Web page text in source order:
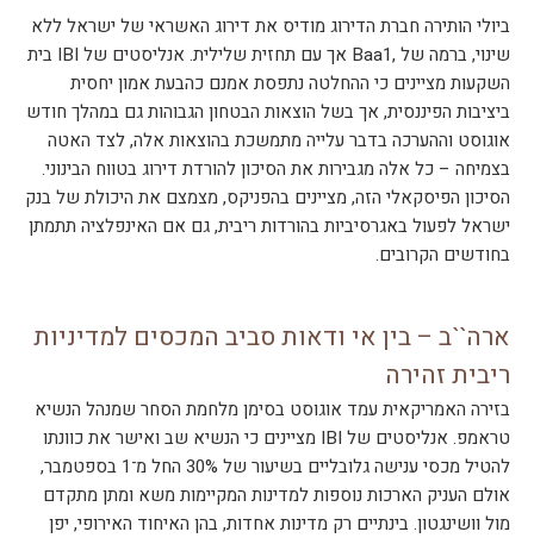
ביולי הותירה חברת הדירוג מודיס את דירוג האשראי של ישראל ללא
שינוי, ברמה של ,Baa1 אך עם תחזית שלילית. אנליסטים של IBI בית
השקעות מציינים כי ההחלטה נתפסת אמנם כהבעת אמון יחסית
ביציבות הפיננסית, אך בשל הוצאות הבטחון הגבוהות גם במהלך חודש
אוגוסט וההערכה בדבר עלייה מתמשכת בהוצאות אלה, לצד האטה
בצמיחה – כל אלה מגבירות את הסיכון להורדת דירוג בטווח הבינוני.
הסיכון הפיסקאלי הזה, מציינים בהפניקס, מצמצם את היכולת של בנק
ישראל לפעול באגרסיביות בהורדות ריבית, גם אם האינפלציה תתמתן
בחודשים הקרובים.
ארה``ב – בין אי ודאות סביב המכסים למדיניות
ריבית זהירה
בזירה האמריקאית עמד אוגוסט בסימן מלחמת הסחר שמנהל הנשיא
טראמפ. אנליסטים של IBI מציינים כי הנשיא שב ואישר את כוונתו
להטיל מכסי ענישה גלובליים בשיעור של 30% החל מ־1 בספטמבר,
אולם העניק הארכות נוספות למדינות המקיימות משא‏ ומתן מתקדם
מול וושינגטון. בינתיים רק מדינות אחדות, בהן האיחוד האירופי, יפן